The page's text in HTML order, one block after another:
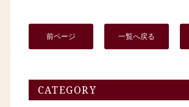
前ページ 一覧へ戻る
CATEGORY